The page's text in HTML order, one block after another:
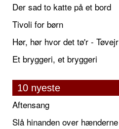
Der sad to katte på et bord
Tivoli for børn
Hør, hør hvor det tø'r - Tøvejr
Et bryggeri, et bryggeri
10 nyeste
Aftensang
Slå hinanden over hænderne